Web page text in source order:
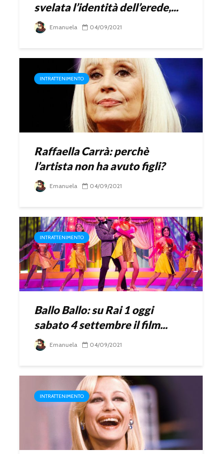
svelata l’identità dell’erede,...
Emanuela 04/09/2021
INTRATTENIMENTO
Raffaella Carrà: perchè
l’artista non ha avuto figli?
Emanuela 04/09/2021
INTRATTENIMENTO
Ballo Ballo: su Rai 1 oggi
sabato 4 settembre il film...
Emanuela 04/09/2021
INTRATTENIMENTO